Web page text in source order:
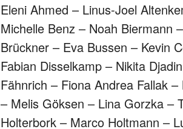
Eleni Ahmed – Linus-Joel
Michelle Benz – Noah Biermann
Brückner – Eva Bussen – Kevin
Fabian Disselkamp – Nikita
Fähnrich – Fiona Andrea Fallak
– Melis Göksen – Lina Gorzka –
Holterbork – Marco Holtmann –